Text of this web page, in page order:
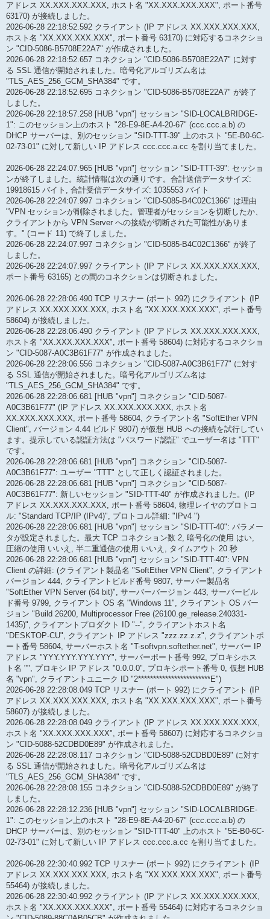
アドレス XX.XXX.XXX.XXX, ホスト名 "XX.XXX.XXX.XXX", ポート番号
63170) が接続しました。
2026-06-28 22:18:52.592 クライアント (IP アドレス XX.XXX.XXX.XXX,
ホスト名 "XX.XXX.XXX.XXX", ポート番号 63170) に対応するコネクショ
ン "CID-5086-B5708E22A7" が作成されました。
2026-06-28 22:18:52.657 コネクション "CID-5086-B5708E22A7" に対す
る SSL 通信が開始されました。暗号化アルゴリズム名は
"TLS_AES_256_GCM_SHA384" です。
2026-06-28 22:18:52.695 コネクション "CID-5086-B5708E22A7" が終了
しました。
2026-06-28 22:18:57.258 [HUB "vpn"] セッション "SID-LOCALBRIDGE-
1": このセッション上のホスト "28-E9-8E-A4-20-67" (ccc.ccc.a.b) の
DHCP サーバーは、別のセッション "SID-TTT-39" 上のホスト "5E-B0-6C-
02-73-01" に対して新しい IP アドレス ccc.ccc.a.cc を割り当てました。
2026-06-28 22:24:07.965 [HUB "vpn"] セッション "SID-TTT-39": セッショ
ンが終了しました。統計情報は次の通りです。合計送信データサイズ:
19918615 バイト, 合計受信データサイズ: 1035553 バイト
2026-06-28 22:24:07.997 コネクション "CID-5085-B4C02C1366" は理由
"VPN セッションが削除されました。管理者がセッションを切断したか、
クライアントから VPN Server への接続が切断された可能性がありま
す。" (コード 11) で終了しました。
2026-06-28 22:24:07.997 コネクション "CID-5085-B4C02C1366" が終了
しました。
2026-06-28 22:24:07.997 クライアント (IP アドレス XX.XXX.XXX.XXX,
ポート番号 63165) との間のコネクションは切断されました。
2026-06-28 22:28:06.490 TCP リスナー (ポート 992) にクライアント (IP
アドレス XX.XXX.XXX.XXX, ホスト名 "XX.XXX.XXX.XXX", ポート番号
58604) が接続しました。
2026-06-28 22:28:06.490 クライアント (IP アドレス XX.XXX.XXX.XXX,
ホスト名 "XX.XXX.XXX.XXX", ポート番号 58604) に対応するコネクショ
ン "CID-5087-A0C3B61F77" が作成されました。
2026-06-28 22:28:06.556 コネクション "CID-5087-A0C3B61F77" に対す
る SSL 通信が開始されました。暗号化アルゴリズム名は
"TLS_AES_256_GCM_SHA384" です。
2026-06-28 22:28:06.681 [HUB "vpn"] コネクション "CID-5087-
A0C3B61F77" (IP アドレス XX.XXX.XXX.XXX, ホスト名
XX.XXX.XXX.XXX, ポート番号 58604, クライアント名 "SoftEther VPN
Client", バージョン 4.44 ビルド 9807) が仮想 HUB への接続を試行してい
ます。提示している認証方法は "パスワード認証" でユーザー名は "TTT"
です。
2026-06-28 22:28:06.681 [HUB "vpn"] コネクション "CID-5087-
A0C3B61F77": ユーザー "TTT" として正しく認証されました。
2026-06-28 22:28:06.681 [HUB "vpn"] コネクション "CID-5087-
A0C3B61F77": 新しいセッション "SID-TTT-40" が作成されました。(IP
アドレス XX.XXX.XXX.XXX, ポート番号 58604, 物理レイヤのプロトコ
ル: "Standard TCP/IP (IPv4)", プロトコル詳細: "IPv4 ")
2026-06-28 22:28:06.681 [HUB "vpn"] セッション "SID-TTT-40": パラメー
タが設定されました。最大 TCP コネクション数 2, 暗号化の使用 はい,
圧縮の使用 いいえ, 半二重通信の使用 いいえ, タイムアウト 20 秒
2026-06-28 22:28:06.681 [HUB "vpn"] セッション "SID-TTT-40": VPN
Client の詳細: (クライアント製品名 "SoftEther VPN Client", クライアント
バージョン 444, クライアントビルド番号 9807, サーバー製品名
"SoftEther VPN Server (64 bit)", サーバーバージョン 443, サーバービル
ド番号 9799, クライアント OS 名 "Windows 11", クライアント OS バー
ジョン "Build 26200, Multiprocessor Free (26100.ge_release.240331-
1435)", クライアントプロダクト ID "--", クライアントホスト名
"DESKTOP-CU", クライアント IP アドレス "zzz.zz.z.z", クライアントポ
ート番号 58604, サーバーホスト名 "T-softvpn.softether.net", サーバー IP
アドレス "YYY.YYY.YYY.YYY", サーバーポート番号 992, プロキシホス
ト名 "", プロキシ IP アドレス "0.0.0.0", プロキシポート番号 0, 仮想 HUB
名 "vpn", クライアントユニーク ID "2************************E")
2026-06-28 22:28:08.049 TCP リスナー (ポート 992) にクライアント (IP
アドレス XX.XXX.XXX.XXX, ホスト名 "XX.XXX.XXX.XXX", ポート番号
58607) が接続しました。
2026-06-28 22:28:08.049 クライアント (IP アドレス XX.XXX.XXX.XXX,
ホスト名 "XX.XXX.XXX.XXX", ポート番号 58607) に対応するコネクショ
ン "CID-5088-52CDBD0E89" が作成されました。
2026-06-28 22:28:08.117 コネクション "CID-5088-52CDBD0E89" に対す
る SSL 通信が開始されました。暗号化アルゴリズム名は
"TLS_AES_256_GCM_SHA384" です。
2026-06-28 22:28:08.155 コネクション "CID-5088-52CDBD0E89" が終了
しました。
2026-06-28 22:28:12.236 [HUB "vpn"] セッション "SID-LOCALBRIDGE-
1": このセッション上のホスト "28-E9-8E-A4-20-67" (ccc.ccc.a.b) の
DHCP サーバーは、別のセッション "SID-TTT-40" 上のホスト "5E-B0-6C-
02-73-01" に対して新しい IP アドレス ccc.ccc.a.cc を割り当てました。
2026-06-28 22:30:40.992 TCP リスナー (ポート 992) にクライアント (IP
アドレス XX.XXX.XXX.XXX, ホスト名 "XX.XXX.XXX.XXX", ポート番号
55464) が接続しました。
2026-06-28 22:30:40.992 クライアント (IP アドレス XX.XXX.XXX.XXX,
ホスト名 "XX.XXX.XXX.XXX", ポート番号 55464) に対応するコネクショ